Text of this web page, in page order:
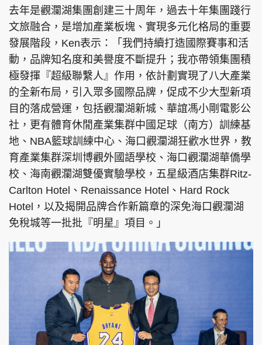
去年是觀瀾湖集團創建三十周年，過去十年集團踐行
文旅融合，是增加產業板塊、實現多元化格局的重要
發展階段，Ken表示：「我們持續打造國際賽事和活
動，品牌知名度和美譽度不斷提升；我亦帶領集團積
極發揮『超級聯繫人』作用，依計劃實現了八大產業
的全新布局，引入眾多國際品牌，促成不少大型新項
目的落成營運，包括觀瀾湖新城、華誼馮小剛電影公
社，更有體育休閒產業集群中國足球（南方）訓練基
地、NBA籃球訓練中心、海口觀瀾湖狂歡水世界，教
育產業集群深圳博觀外國語學校、海口觀瀾湖華僑學
校、海南觀瀾湖雙優實驗學校，五星級酒店集群Ritz-
Carlton Hotel、Renaissance Hotel、Hard Rock
Hotel，以及揭開品牌合作新篇章的深免海口觀瀾湖
免稅城等一批批『明星』項目。」